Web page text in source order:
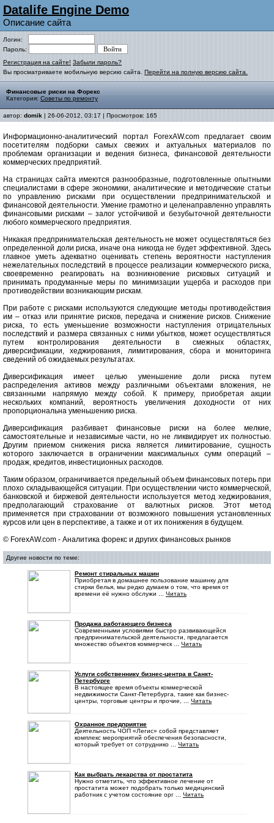
Datalife Engine Demo
Описание сайта
Логин:
Пароль:
Регистрация на сайте! Забыли пароль?
Вы просматриваете мобильную версию сайта. Перейти на полную версию сайта.
Финансовые риски на Форекс
Категория: Советы по ремонту
автор: domik | 26-06-2012, 03:17 | Просмотров: 165
Информационно-аналитический портал ForexAW.com предлагает своим
посетителям подборки самых свежих и актуальных материалов по
проблемам организации и ведения бизнеса, финансовой деятельности
коммерческих предприятий.
На страницах сайта имеются разнообразные, подготовленные опытными
специалистами в сфере экономики, аналитические и методические статьи
по управлению рисками при осуществлении предпринимательской и
финансовой деятельности. Умение грамотно и целенаправленно управлять
финансовыми рисками – залог устойчивой и безубыточной деятельности
любого коммерческого предприятия.
Никакая предпринимательская деятельность не может осуществляться без
определенной доли риска, иначе она никогда не будет эффективной. Здесь
главное уметь адекватно оценивать степень вероятности наступления
нежелательных последствий в процессе реализации коммерческого риска,
своевременно реагировать на возникновение рисковых ситуаций и
принимать продуманные меры по минимизации ущерба и расходов при
противодействии возникающим рискам.
При работе с рисками используются следующие методы противодействия
им – отказ или принятие рисков, передача и снижение рисков. Снижение
риска, то есть уменьшение возможности наступления отрицательных
последствий и размера связанных с ними убытков, может осуществляться
путем контролирования деятельности в смежных областях,
диверсификации, хеджирования, лимитирования, сбора и мониторинга
сведений об ожидаемых результатах.
Диверсификация имеет целью уменьшение доли риска путем
распределения активов между различными объектами вложения, не
связанными напрямую между собой. К примеру, приобретая акции
нескольких компаний, вероятность увеличения доходности от них
пропорциональна уменьшению риска.
Диверсификация разбивает финансовые риски на более мелкие,
самостоятельные и независимые части, но не ликвидирует их полностью.
Другим приемом снижения риска является лимитирование, сущность
которого заключается в ограничении максимальных сумм операций –
продаж, кредитов, инвестиционных расходов.
Таким образом, ограничивается предельный объем финансовых потерь при
плохо складывающейся ситуации. При осуществлении чисто коммерческой,
банковской и биржевой деятельности используется метод хеджирования,
предполагающий страхование от валютных рисков. Этот метод
применяется при страховании от возможного повышения установленных
курсов или цен в перспективе, а также и от их понижения в будущем.
© ForexAW.com - Аналитика форекс и других финансовых рынков
Другие новости по теме:
Ремонт стиральных машин
Приобретая в домашнее пользование машинку для
стирки белья, мы редко думаем о том, что время от
времени её нужно обслужи ... Читать
Продажа работающего бизнеса
Современными условиями быстро развивающейся
предпринимательской деятельности, предлагается
множество объектов коммерческ ... Читать
Услуги собственнику бизнес-центра в Санкт-
Петербурге
В настоящее время объекты коммерческой
недвижимости Санкт-Петербурга, такие как бизнес-
центры, торговые центры и прочие, ... Читать
Охранное предприятие
Деятельность ЧОП «Легис» собой представляет
комплекс мероприятий обеспечения безопасности,
который требует от сотруднико ... Читать
Как выбрать лекарства от простатита
Нужно отметить, что эффективное лечение от
простатита может подобрать только медицинский
работник с учетом состояние орг ... Читать